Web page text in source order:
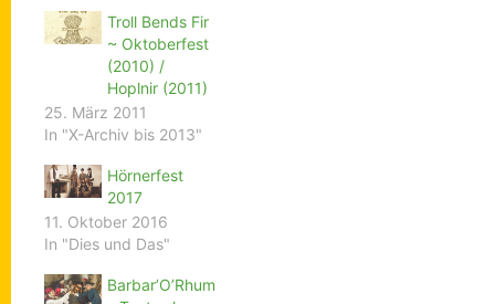
Troll Bends Fir
~ Oktoberfest
(2010) /
Hoplnir (2011)
25. März 2011
In "X-Archiv bis 2013"
Hörnerfest
2017
11. Oktober 2016
In "Dies und Das"
Barbar’O’Rhum